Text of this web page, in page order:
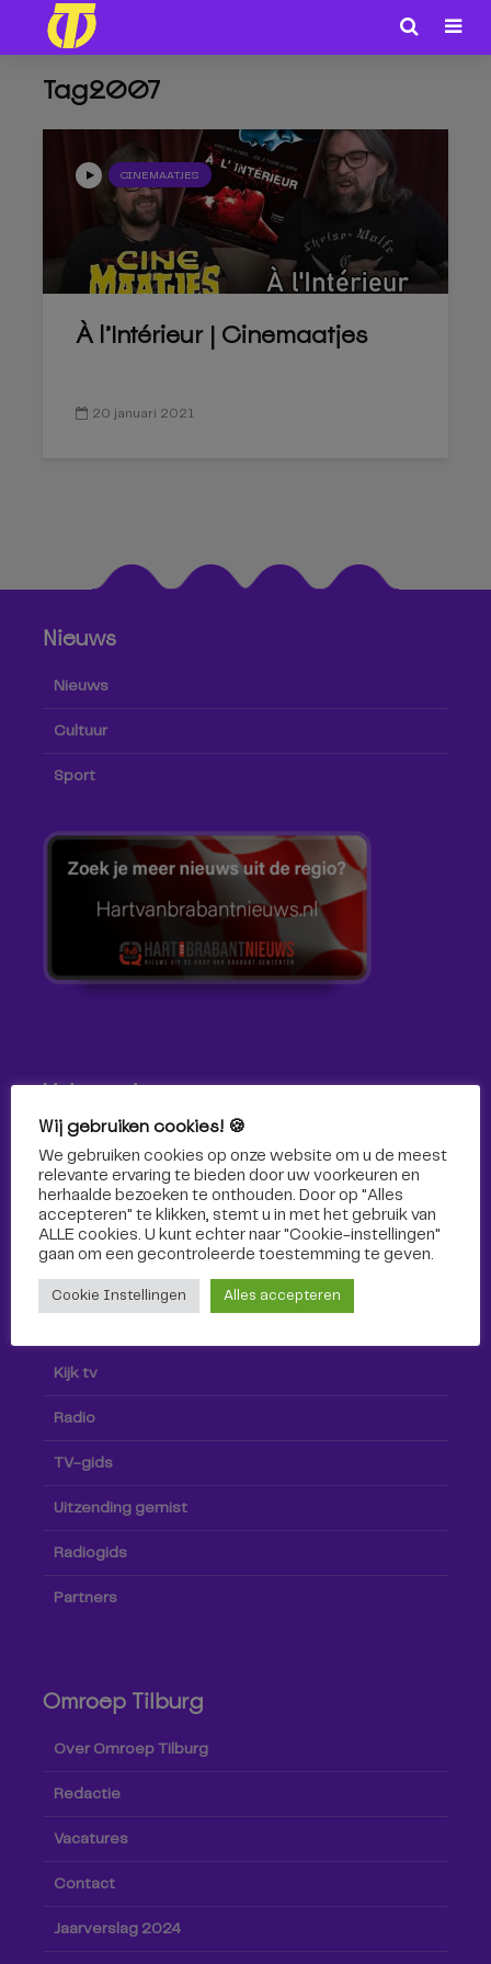
Tag2007
CINEMAATJES
À l’Intérieur | Cinemaatjes
20 januari 2021
Nieuws
Nieuws
Cultuur
Sport
Volg ons!
Volg Omroep Tilburg niet alleen hier, maar ook via social
media!
Kijk tv
Radio
TV-gids
Uitzending gemist
Radiogids
Partners
Omroep Tilburg
Over Omroep Tilburg
Redactie
Vacatures
Contact
Jaarverslag 2024
Wij gebruiken cookies! 🍪
We gebruiken cookies op onze website om u de meest
relevante ervaring te bieden door uw voorkeuren en
herhaalde bezoeken te onthouden. Door op "Alles
accepteren" te klikken, stemt u in met het gebruik van
ALLE cookies. U kunt echter naar "Cookie-instellingen"
gaan om een ​​gecontroleerde toestemming te geven.
Cookie Instellingen Alles accepteren